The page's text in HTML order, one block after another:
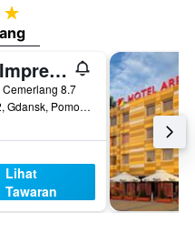
Hotel Impresja
Cemerlang 8.7
Tuwima 12, Gdansk, Pomorskie, Poland
Lihat
Tawaran